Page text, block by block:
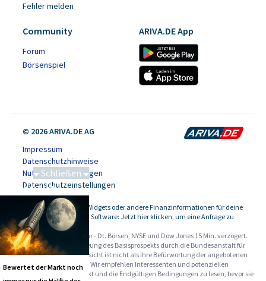
Fehler melden
Community
Forum
Börsenspiel
ARIVA.DE App
© 2026 ARIVA.DE AG
Impressum
Datenschutzhinweise
Nutzungsbedingungen
Datenschutzeinstellungen
-
Kursdaten, Widgets oder andere Finanzinformationen für deine
Website oder Software: Jetzt hier klicken, um eine Anfrage zu
stellen.
Alle Angaben ohne Gewähr - Dt. Börsen, NYSE und Dow Jones 15 Min. verzögert.
Werbehinweise:
Die Billigung des Basisprospekts durch die Bundesanstalt für
Finanzdienstleistungsaufsicht ist nicht als ihre Befürwortung der angebotenen
Wertpapiere zu verstehen. Wir empfehlen Interessenten und potenziellen
Anlegern den Basisprospekt und die Endgültigen Bedingungen zu lesen, bevor sie
Schließen
Saga bei 0,53 CAD
Bewertet der Markt noch